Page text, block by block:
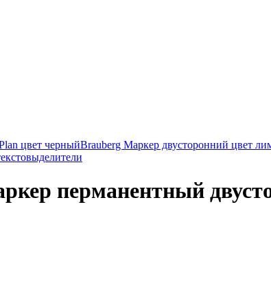
цвет черныйBrauberg Маркер двусторонний цвет
перманентный